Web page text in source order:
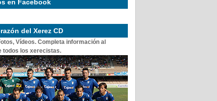
en Facebook
del Xerez CD
Vídeos. Completa información al
todos los xerecistas.